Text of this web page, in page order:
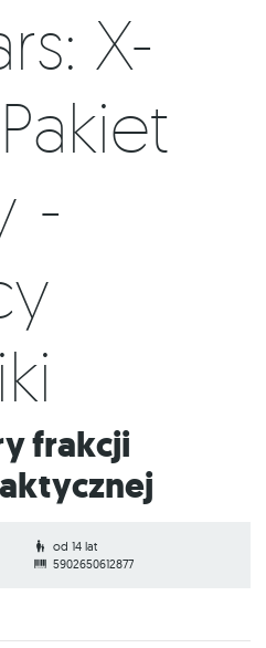
X-
-
od 14 lat
5902650612877